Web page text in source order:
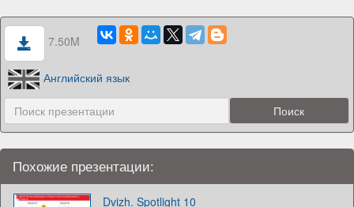
7.50M
Английский язык
Похожие презентации:
Dvizh. Spotlight 10